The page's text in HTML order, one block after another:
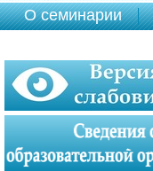
О семинарии